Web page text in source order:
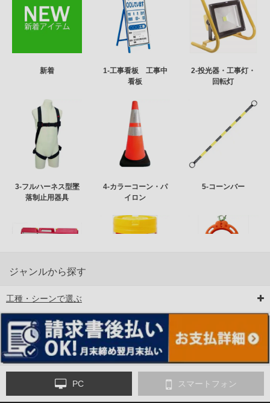
新着
1-工事看板 工事中
看板
2-投光器・工事灯・
回転灯
3-フルハーネス型墜
落制止用器具
4-カラーコーン・パ
イロン
5-コーンバー
6-矢印板/LED矢印板
ンス
ジャンルから探す
工種・シーンで選ぶ
PC スマートフォン